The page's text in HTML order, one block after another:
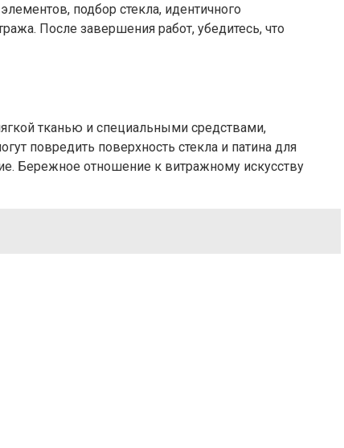
подбор стекла, идентичного
После завершения работ, убедитесь, что
тканью и специальными средствами,
повредить поверхность стекла и патина для
Бережное отношение к витражному искусству